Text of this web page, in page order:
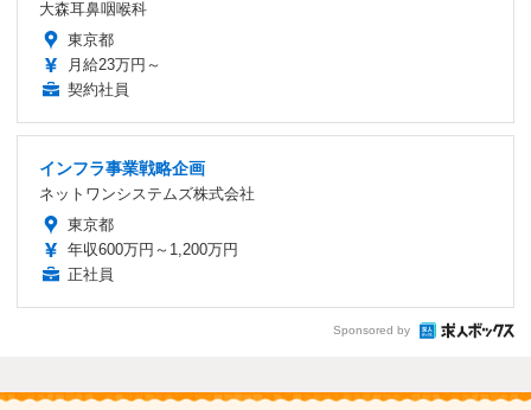
大森耳鼻咽喉科
東京都
月給23万円～
契約社員
インフラ事業戦略企画
ネットワンシステムズ株式会社
東京都
年収600万円～1,200万円
正社員
Sponsored by